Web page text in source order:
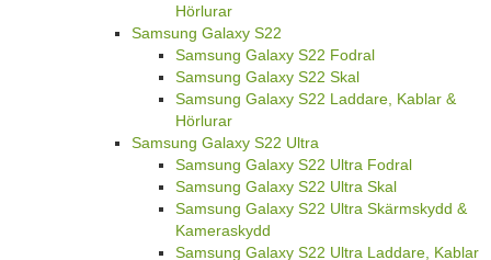
Hörlurar
Samsung Galaxy S22
Samsung Galaxy S22 Fodral
Samsung Galaxy S22 Skal
Samsung Galaxy S22 Laddare, Kablar &
Hörlurar
Samsung Galaxy S22 Ultra
Samsung Galaxy S22 Ultra Fodral
Samsung Galaxy S22 Ultra Skal
Samsung Galaxy S22 Ultra Skärmskydd &
Kameraskydd
Samsung Galaxy S22 Ultra Laddare, Kablar